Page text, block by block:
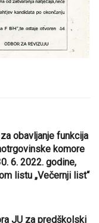
obavljanje funkcija
komore
6. 2022. godine,
listu „Večernji list“
JU za predškolski